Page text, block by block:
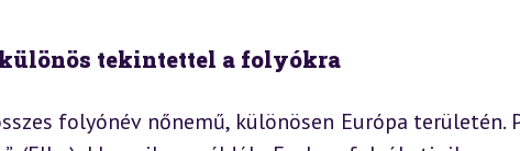
tekintettel a folyókra
folyónév nőnemű, különösen Európa területén.